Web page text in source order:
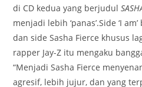
di CD kedua yang berjudul
menjadi lebih ‘panas’.Side ‘I
dan side Sasha Fierce khusus
rapper Jay-Z itu mengaku
“Menjadi Sasha Fierce
agresif, lebih jujur, dan yang